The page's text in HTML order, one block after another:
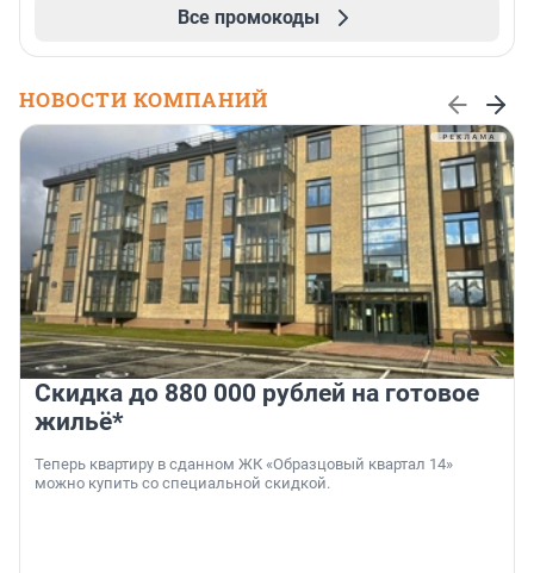
Все промокоды
НОВОСТИ КОМПАНИЙ
Скидка до 880 000 рублей на готовое
жильё*
Теперь квартиру в сданном ЖК «Образцовый квартал 14»
можно купить со специальной скидкой.